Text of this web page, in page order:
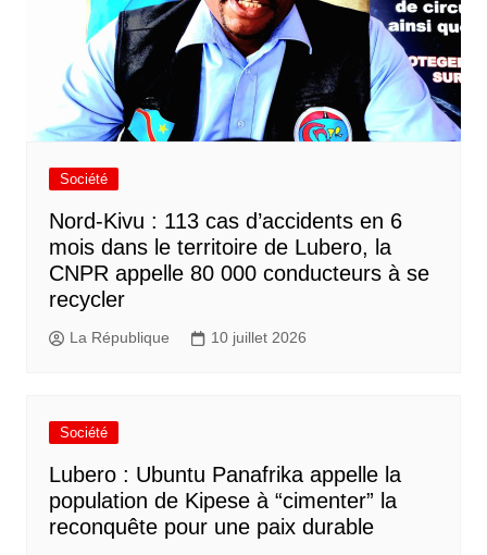
Société
Nord-Kivu : 113 cas d’accidents en 6
mois dans le territoire de Lubero, la
CNPR appelle 80 000 conducteurs à se
recycler
La République 10 juillet 2026
Société
Lubero : Ubuntu Panafrika appelle la
population de Kipese à “cimenter” la
reconquête pour une paix durable